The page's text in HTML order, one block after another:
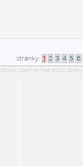
stránky: 1 2 3 4 5 6
zdarma free block library